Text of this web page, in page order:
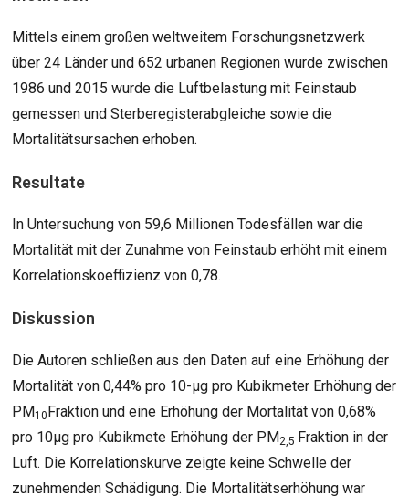
Mittels einem großen weltweitem Forschungsnetzwerk
über 24 Länder und 652 urbanen Regionen wurde zwischen
1986 und 2015 wurde die Luftbelastung mit Feinstaub
gemessen und Sterberegisterabgleiche sowie die
Mortalitätsursachen erhoben.
Resultate
In Untersuchung von 59,6 Millionen Todesfällen war die
Mortalität mit der Zunahme von Feinstaub erhöht mit einem
Korrelationskoeffizienz von 0,78.
Diskussion
Die Autoren schließen aus den Daten auf eine Erhöhung der
Mortalität von 0,44% pro 10-µg pro Kubikmeter Erhöhung der
PM10Fraktion und eine Erhöhung der Mortalität von 0,68%
pro 10µg pro Kubikmete Erhöhung der PM2,5 Fraktion in der
Luft. Die Korrelationskurve zeigte keine Schwelle der
zunehmenden Schädigung. Die Mortalitätserhöhung war